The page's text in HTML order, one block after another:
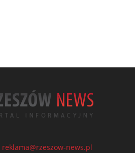
reklama@rzeszow-news.pl